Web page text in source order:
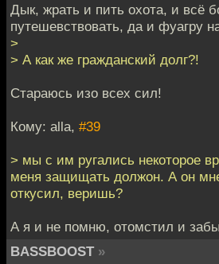
Дык, жрать и пить охота, и всё
путешевствовать, да и фуагру
>
> А как же гражданский долг?!
Стараюсь изо всех сил!
Кому: alla, #39
> мы с им ругались некоторое
меня защищать должон. А он
откусил, веришь?
А я и не помню, отомстил и
BASSBOOST »